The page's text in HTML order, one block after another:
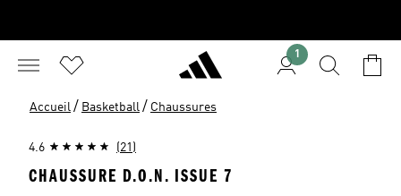
1
Accueil / Basketball / Chaussures
4.6 (21)
CHAUSSURE D.O.N. ISSUE 7